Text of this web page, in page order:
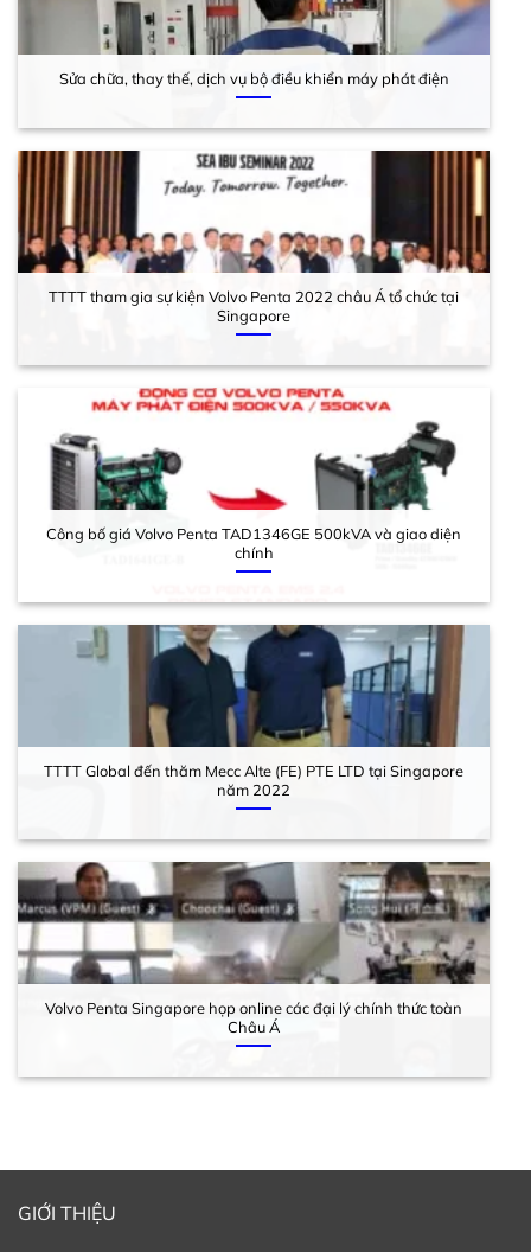
Sửa chữa, thay thế, dịch vụ bộ điều khiển máy phát điện
TTTT tham gia sự kiện Volvo Penta 2022 châu Á tổ chức tại
Singapore
Công bố giá Volvo Penta TAD1346GE 500kVA và giao diện
chính
TTTT Global đến thăm Mecc Alte (FE) PTE LTD tại Singapore
năm 2022
Volvo Penta Singapore họp online các đại lý chính thức toàn
Châu Á
GIỚI THIỆU